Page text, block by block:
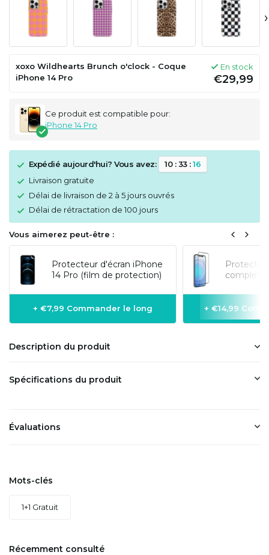
›
xoxo Wildhearts Brunch o'clock - Coque
iPhone 14 Pro
En stock
€29,99
Ce produit est compatible pour:
iPhone 14 Pro
Expédié aujourd'hui? Vous avez: 10:33:16
Livraison gratuite
Délai de livraison de 2 à 5 jours ouvrés
Délai de rétractation de 100 jours
Vous aimerez peut-être :
Protecteur d'écran iPhone
14 Pro (film de protection)
+ €7,99 Commander le long
complet
+ €14,99
Description du produit
Spécifications du produit
Évaluations
Mots-clés
1+1 Gratuit
Récemment consulté